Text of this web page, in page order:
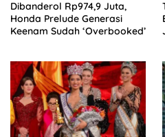
Dibanderol Rp974,9 Juta,
Honda Prelude Generasi
Keenam Sudah ‘Overbooked’